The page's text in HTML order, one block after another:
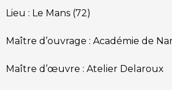
Lieu : Le Mans (72)
Maître d’ouvrage : Académie de
Maître d’œuvre : Atelier Delaroux